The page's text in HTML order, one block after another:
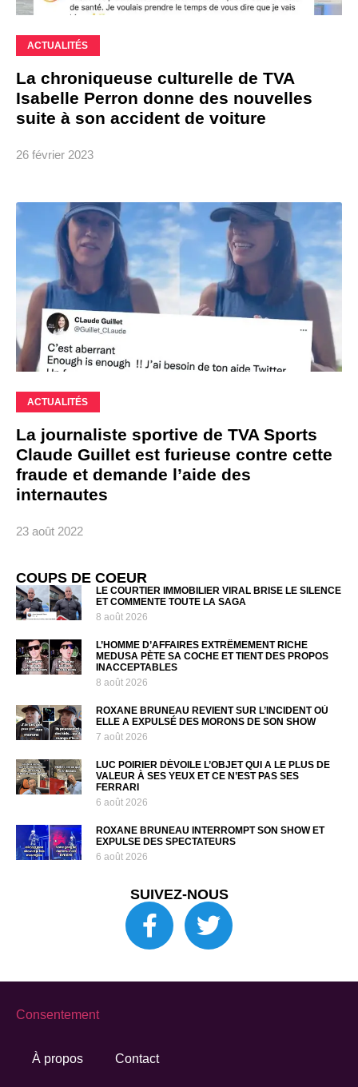
ACTUALITÉS
La chroniqueuse culturelle de TVA
Isabelle Perron donne des nouvelles
suite à son accident de voiture
26 février 2023
ACTUALITÉS
La journaliste sportive de TVA Sports
Claude Guillet est furieuse contre cette
fraude et demande l’aide des
internautes
23 août 2022
COUPS DE COEUR
LE COURTIER IMMOBILIER VIRAL BRISE LE SILENCE
ET COMMENTE TOUTE LA SAGA
8 août 2026
L’HOMME D’AFFAIRES EXTRÊMEMENT RICHE
MEDUSA PÈTE SA COCHE ET TIENT DES PROPOS
INACCEPTABLES
8 août 2026
ROXANE BRUNEAU REVIENT SUR L’INCIDENT OÙ
ELLE A EXPULSÉ DES MORONS DE SON SHOW
7 août 2026
LUC POIRIER DÉVOILE L’OBJET QUI A LE PLUS DE
VALEUR À SES YEUX ET CE N’EST PAS SES
FERRARI
6 août 2026
ROXANE BRUNEAU INTERROMPT SON SHOW ET
EXPULSE DES SPECTATEURS
6 août 2026
SUIVEZ-NOUS
À propos Contact
Consentement